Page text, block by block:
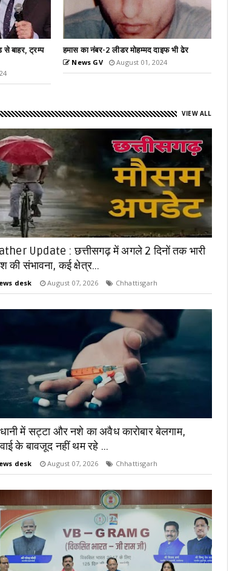
भी ढेर
पीएम मोदी ने मॉस्को में भारतीय मूल के लोगों को किया
संबोधित
News GV July 09, 2024
VIEW ALL
Update : छत्तीसगढ़ में अगले 2 दिनों तक भारी
की संभावना, कई क्षेत्र...
desk August 07, 2026 Chhattisgarh
में सट्टा और नशे का अवैध कारोबार बेलगाम,
के बावजूद नहीं थम रहे ...
desk August 07, 2026 Chhattisgarh